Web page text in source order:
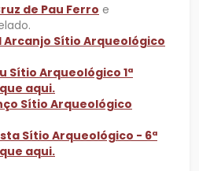
de Pau Ferro e
Arcanjo Sítio Arqueológico
Sítio Arqueológico 1ª
aqui.
Sítio Arqueológico
Sítio Arqueológico - 6ª
aqui.